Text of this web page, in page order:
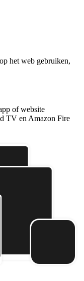
het web gebruiken,
of website
TV en Amazon Fire